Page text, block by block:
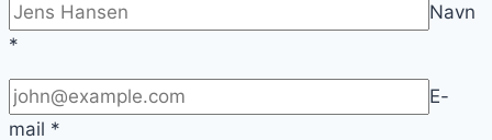
Navn
*
E-
mail *